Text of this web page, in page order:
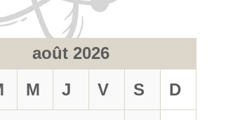
août 2026
M J V S D